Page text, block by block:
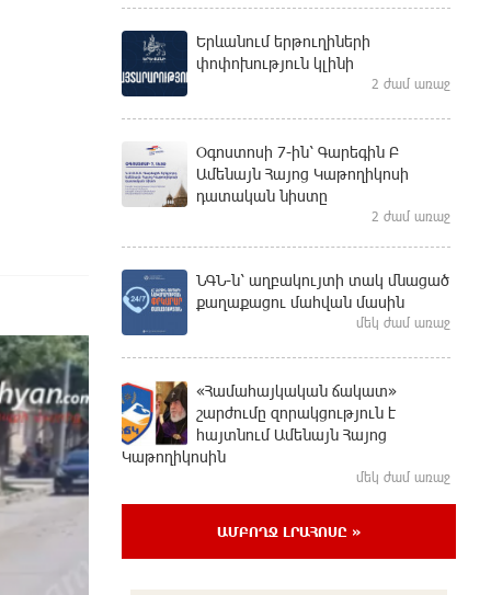
Երևանում երթուղիների
փոփոխություն կլինի
2 ժամ առաջ
Օգոստոսի 7-ին՝ Գարեգին Բ
Ամենայն Հայոց Կաթողիկոսի
դատական նիստը
2 ժամ առաջ
ՆԳՆ-ն՝ աղբակույտի տակ մնացած
քաղաքացու մահվան մասին
մեկ ժամ առաջ
«Համահայկական ճակատ»
շարժումը զորակցություն է
հայտնում Ամենայն Հայոց
Կաթողիկոսին
մեկ ժամ առաջ
Ավտովթար՝ Կոտայքի մարզում.
Զովունի-Եղվարդ ճանապարհին
ԱՄԲՈՂՋ ԼՐԱՀՈՍԸ »